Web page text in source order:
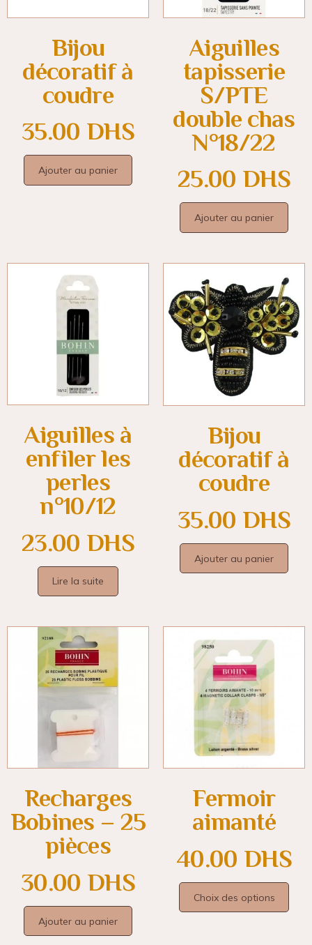
Bijou
décoratif à
coudre
35.00 DHS
Ajouter au panier
Aiguilles
tapisserie
S/PTE
double chas
N°18/22
25.00 DHS
Ajouter au panier
Aiguilles à
enfiler les
perles
n°10/12
23.00 DHS
Lire la suite
Bijou
décoratif à
coudre
35.00 DHS
Ajouter au panier
Recharges
Bobines – 25
pièces
30.00 DHS
Ajouter au panier
Fermoir
aimanté
40.00 DHS
Choix des options